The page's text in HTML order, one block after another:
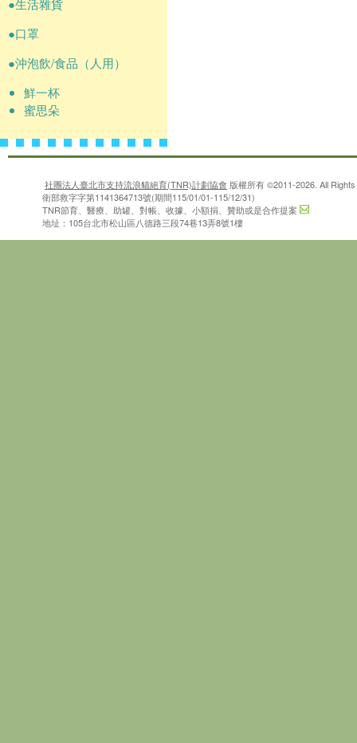
●生活雜貨
●口罩
●沖泡飲/食品（人用）
鮮一杯
蜜思朵
社團法人臺北市支持流浪貓絕育(TNR)計劃協會 版權所有 ©2011-2026. All
衛部救字字第1141364713號(期間115/01/01-115/12/31)
TNR節育、醫療、助罐、對帳、收據、小額捐、贊助或是合作提案
地址：105台北市松山區八德路三段74巷13弄8號1樓